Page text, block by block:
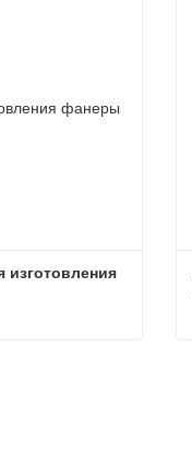
изготовления